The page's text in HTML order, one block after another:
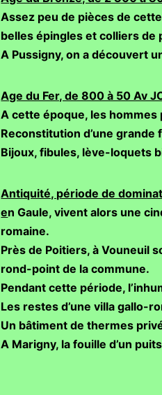
Assez peu de pièces de
belles épingles et colliers de
A Pussigny, on a découvert
Age du Fer, de 800 à 50 Av
A cette époque, les
Reconstitution d’une
Bijoux, fibules, lève-loquets
Antiquité, période de
en Gaule, vivent alors une
romaine.
Près de Poitiers, à Vouneuil
rond-point de la commune.
Pendant cette période,
Les restes d’une villa gallo-
Un bâtiment de thermes
A Marigny, la fouille d’un